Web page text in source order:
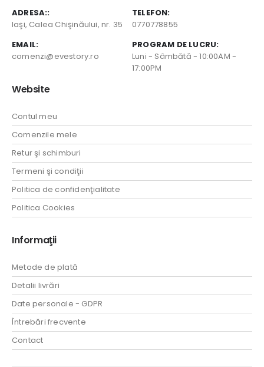
ADRESA::
Iaşi, Calea Chişinăului, nr. 35
TELEFON:
0770778855
EMAIL:
comenzi@evestory.ro
PROGRAM DE LUCRU:
Luni - Sâmbătă - 10:00AM -
17:00PM
Website
Contul meu
Comenzile mele
Retur şi schimburi
Termeni şi condiţii
Politica de confidenţialitate
Politica Cookies
Informaţii
Metode de plată
Detalii livrări
Date personale - GDPR
Întrebări frecvente
Contact